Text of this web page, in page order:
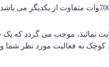
نمائید، موجب می گردد که
کوچک به فعالیت مورد نظر شما